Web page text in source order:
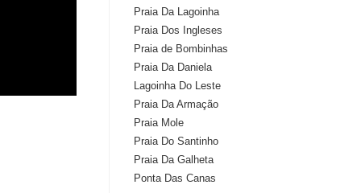
Praia Da Lagoinha
Praia Dos Ingleses
Praia de Bombinhas
Praia Da Daniela
Lagoinha Do Leste
Praia Da Armação
Praia Mole
Praia Do Santinho
Praia Da Galheta
Ponta Das Canas